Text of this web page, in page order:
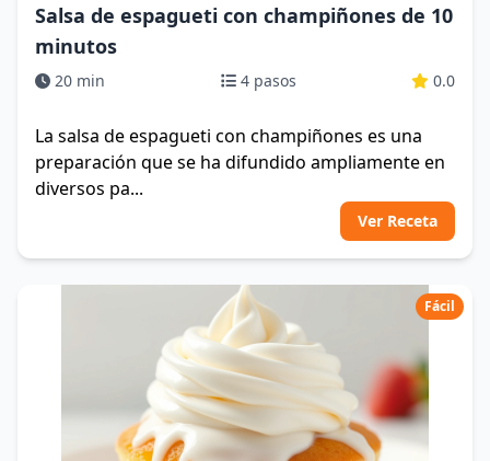
Salsa de espagueti con champiñones de 10
minutos
20 min 4 pasos 0.0
La salsa de espagueti con champiñones es una
preparación que se ha difundido ampliamente en
diversos pa...
Ver Receta
Fácil